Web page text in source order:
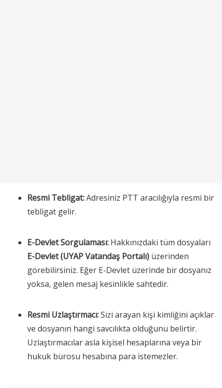
Resmi Tebligat:Adresiniz PTT aracılığıyla resmi bir
tebligat gelir.
E-Devlet Sorgulaması: Hakkınızdaki tüm dosyaları
E-Devlet (UYAP Vatandaş Portalı) üzerinden
görebilirsiniz. Eğer E-Devlet üzerinde bir dosyanız
yoksa, gelen mesaj kesinlikle sahtedir.
Resmi Uzlaştırmacı:Sizi arayan kişi kimliğini açıklar
ve dosyanın hangi savcılıkta olduğunu belirtir.
Uzlaştırmacılar asla kişisel hesaplarına veya bir
hukuk bürosu hesabına para istemezler.